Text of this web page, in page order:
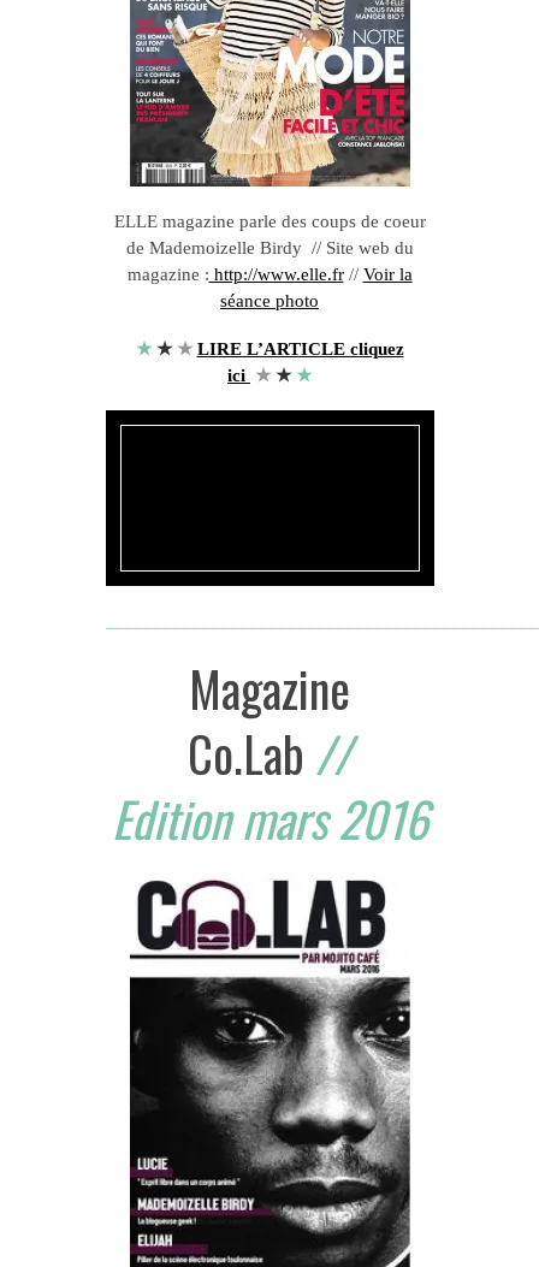
ELLE magazine parle des coups de coeur
de Mademoizelle Birdy // Site web du
magazine : http://www.elle.fr// Voir la
séance photo
★ ★ ★ LIRE L’ARTICLE cliquez
ici ★ ★★
Magazine
Co.Lab //
Edition mars 2016